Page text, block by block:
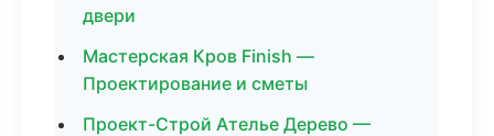
двери
Мастерская Кров Finish —
Проектирование и сметы
Проект-Строй Ателье Дерево —